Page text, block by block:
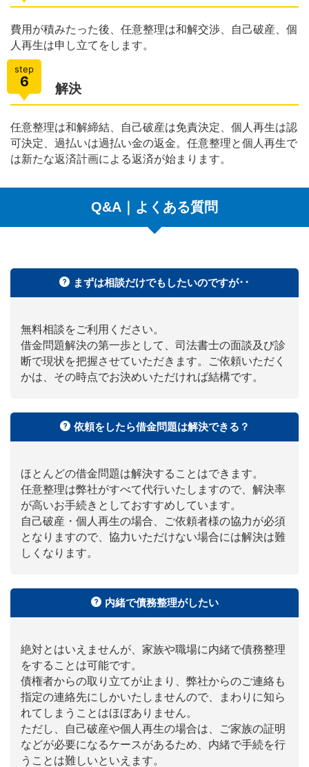
費用が積みたった後、任意整理は和解交渉、自己破産、個
人再生は申し立てをします。
step
6 解決
任意整理は和解締結、自己破産は免責決定、個人再生は認
可決定、過払いは過払い金の返金。任意整理と個人再生で
は新たな返済計画による返済が始まります。
Q&A｜よくある質問
まずは相談だけでもしたいのですが･･
無料相談をご利用ください。
借金問題解決の第一歩として、司法書士の面談及び診
断で現状を把握させていただきます。ご依頼いただく
かは、その時点でお決めいただければ結構です。
依頼をしたら借金問題は解決できる？
ほとんどの借金問題は解決することはできます。
任意整理は弊社がすべて代行いたしますので、解決率
が高いお手続きとしておすすめしています。
自己破産・個人再生の場合、ご依頼者様の協力が必須
となりますので、協力いただけない場合には解決は難
しくなります。
内緒で債務整理がしたい
絶対とはいえませんが、家族や職場に内緒で債務整理
をすることは可能です。
債権者からの取り立てが止まり、弊社からのご連絡も
指定の連絡先にしかいたしませんので、まわりに知ら
れてしまうことはほぼありません。
ただし、自己破産や個人再生の場合は、ご家族の証明
などが必要になるケースがあるため、内緒で手続を行
うことは難しいといえます。